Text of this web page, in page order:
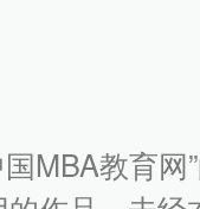
MBA教育